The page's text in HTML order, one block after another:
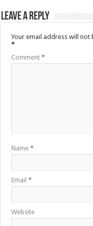
Leave a Reply
Your email address will not
*
Comment*
Name*
Email*
Website